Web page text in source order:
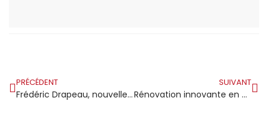
PRÉCÉDENT
Frédéric Drapeau, nouvellement promu maître artisan charpentier à Treize-Septiers
SUIVANT
Rénovation innovante en Savoie : utilisation de bois scolyté pour surmonter la crise forestière